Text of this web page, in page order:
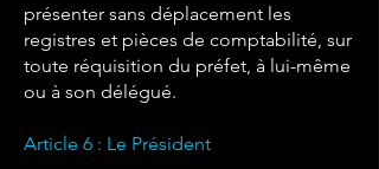
présenter sans déplacement les
registres et pièces de comptabilité, sur
toute réquisition du préfet, à lui-même
ou à son délégué.
Article 6 : Le Président